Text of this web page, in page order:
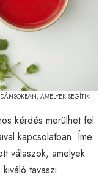
AMELYEK SEGÍTIK
kérdés merülhet fel
kapcsolatban. Íme
válaszok, amelyek
tavaszi